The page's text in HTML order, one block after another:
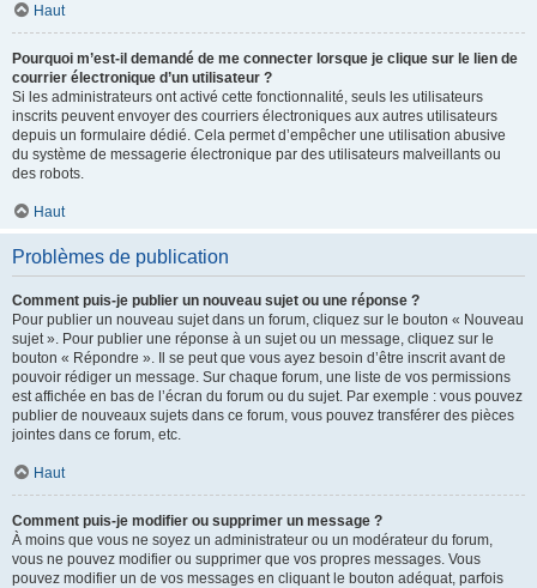
Haut
Pourquoi m’est-il demandé de me connecter lorsque je clique sur le lien de
courrier électronique d’un utilisateur ?
Si les administrateurs ont activé cette fonctionnalité, seuls les utilisateurs
inscrits peuvent envoyer des courriers électroniques aux autres utilisateurs
depuis un formulaire dédié. Cela permet d’empêcher une utilisation abusive
du système de messagerie électronique par des utilisateurs malveillants ou
des robots.
Haut
Problèmes de publication
Comment puis-je publier un nouveau sujet ou une réponse ?
Pour publier un nouveau sujet dans un forum, cliquez sur le bouton « Nouveau
sujet ». Pour publier une réponse à un sujet ou un message, cliquez sur le
bouton « Répondre ». Il se peut que vous ayez besoin d’être inscrit avant de
pouvoir rédiger un message. Sur chaque forum, une liste de vos permissions
est affichée en bas de l’écran du forum ou du sujet. Par exemple : vous pouvez
publier de nouveaux sujets dans ce forum, vous pouvez transférer des pièces
jointes dans ce forum, etc.
Haut
Comment puis-je modifier ou supprimer un message ?
À moins que vous ne soyez un administrateur ou un modérateur du forum,
vous ne pouvez modifier ou supprimer que vos propres messages. Vous
pouvez modifier un de vos messages en cliquant le bouton adéquat, parfois